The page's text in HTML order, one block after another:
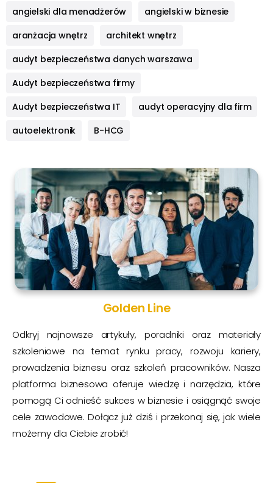
angielski dla menadżerów
angielski w biznesie
aranżacja wnętrz
architekt wnętrz
audyt bezpieczeństwa danych warszawa
Audyt bezpieczeństwa firmy
Audyt bezpieczeństwa IT
audyt operacyjny dla firm
autoelektronik
B-HCG
Golden Line
Odkryj najnowsze artykuły, poradniki oraz materiały
szkoleniowe na temat rynku pracy, rozwoju kariery,
prowadzenia biznesu oraz szkoleń pracowników. Nasza
platforma biznesowa oferuje wiedzę i narzędzia, które
pomogą Ci odnieść sukces w biznesie i osiągnąć swoje
cele zawodowe. Dołącz już dziś i przekonaj się, jak wiele
możemy dla Ciebie zrobić!